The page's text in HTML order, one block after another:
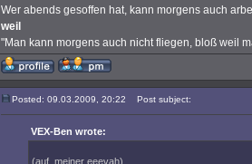
Wer abends gesoffen hat, kann morgens auch
weil
"Man kann morgens auch nicht fliegen, bloß weil
Posted: 09.03.2009, 20:22 Post subject:
VEX-Ben wrote:
(auf ,meiner eeevah)